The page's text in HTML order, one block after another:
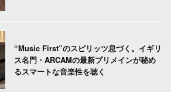
“Music First”のスピリッツ息づく。イギリ
ス名門・ARCAMの最新プリメインが秘め
るスマートな音楽性を聴く